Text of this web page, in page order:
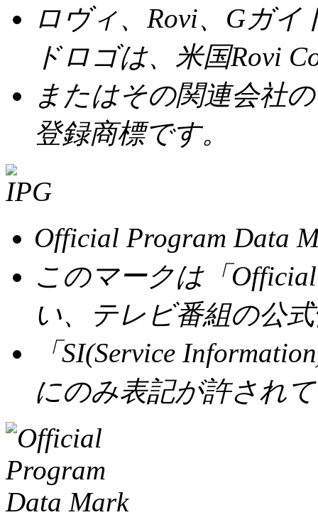
ロヴィ、Rovi、Gガ
ドロゴは、米国Rovi
またはその関連会社
登録商標です。
Official Program Data
このマークは「
い、テレビ番組の公
「SI(Service
にのみ表記が許され